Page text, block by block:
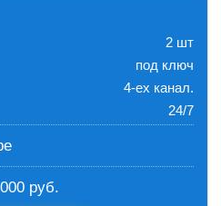
2 шт
под ключ
4-ех канал.
24/7
руб.